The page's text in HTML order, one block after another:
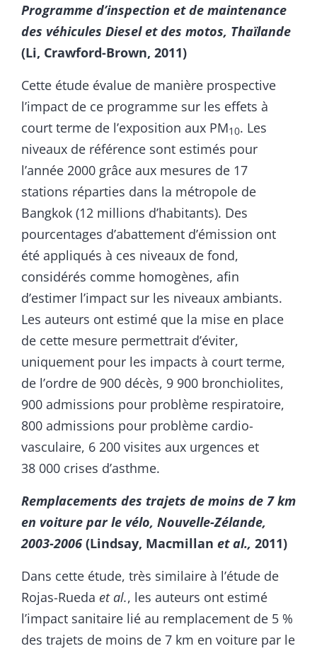
Programme d’inspection et de maintenance
des véhicules Diesel et des motos, Thaïlande
(Li, Crawford-Brown, 2011)
Cette étude évalue de manière prospective
l’impact de ce programme sur les effets à
court terme de l’exposition aux PM10. Les
niveaux de référence sont estimés pour
l’année 2000 grâce aux mesures de 17
stations réparties dans la métropole de
Bangkok (12 millions d’habitants). Des
pourcentages d’abattement d’émission ont
été appliqués à ces niveaux de fond,
considérés comme homogènes, afin
d’estimer l’impact sur les niveaux ambiants.
Les auteurs ont estimé que la mise en place
de cette mesure permettrait d’éviter,
uniquement pour les impacts à court terme,
de l’ordre de 900 décès, 9 900 bronchiolites,
900 admissions pour problème respiratoire,
800 admissions pour problème cardio-
vasculaire, 6 200 visites aux urgences et
38 000 crises d’asthme.
Remplacements des trajets de moins de 7 km
en voiture par le vélo, Nouvelle-Zélande,
2003-2006 (Lindsay, Macmillan et al., 2011)
Dans cette étude, très similaire à l’étude de
Rojas-Rueda et al., les auteurs ont estimé
l’impact sanitaire lié au remplacement de 5 %
des trajets de moins de 7 km en voiture par le